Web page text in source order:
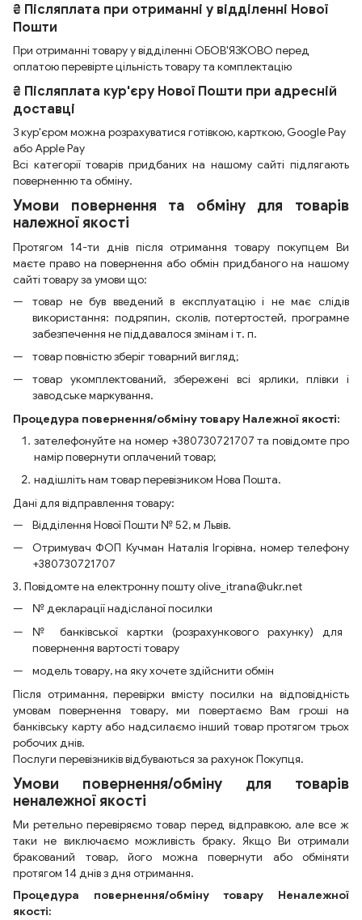
₴ Післяплата при отриманні у відділенні Нової
Пошти
При отриманні товару у відділенні ОБОВ'ЯЗКОВО перед
оплатою перевірте цільність товару та комплектацію
₴ Післяплата кур'єру Нової Пошти при адресній
доставці
З кур'єром можна розрахуватися готівкою, карткою, Google Pay
або Apple Pay
Всі категорії товарів придбаних на нашому сайті підлягають
поверненню та обміну.
Умови повернення та обміну для товарів
належної якості
Протягом 14-ти днів після отримання товару покупцем Ви
маєте право на повернення або обмін придбаного на нашому
сайті товару за умови що:
товар не був введений в експлуатацію і не має слідів
використання: подряпин, сколів, потертостей, програмне
забезпечення не піддавалося змінам і т. п.
товар повністю зберіг товарний вигляд;
товар укомплектований, збережені всі ярлики, плівки і
заводське маркування.
Процедура повернення/обміну товару Належної якості:
зателефонуйте на номер +380730721707 та повідомте про
намір повернути оплачений товар;
надішліть нам товар перевізником Нова Пошта.
Дані для відправлення товару:
Відділення Нової Пошти № 52, м Львів.
Отримувач ФОП Кучман Наталія Ігорівна, номер телефону
+380730721707
3. Повідомте на електронну пошту olive_itrana@ukr.net
№ декларації надісланої посилки
№ банківської картки (розрахункового рахунку) для
повернення вартості товару
модель товару, на яку хочете здійснити обмін
Після отримання, перевірки вмісту посилки на відповідність
умовам повернення товару, ми повертаємо Вам гроші на
банківську карту або надсилаємо інший товар протягом трьох
робочих днів.
Послуги перевізників відбуваються за рахунок Покупця.
Умови повернення/обміну для товарів
неналежної якості
Ми ретельно перевіряємо товар перед відправкою, але все ж
таки не виключаємо можливість браку. Якщо Ви отримали
бракований товар, його можна повернути або обміняти
протягом 14 днів з дня отримання.
Процедура повернення/обміну товару Неналежної
якості: